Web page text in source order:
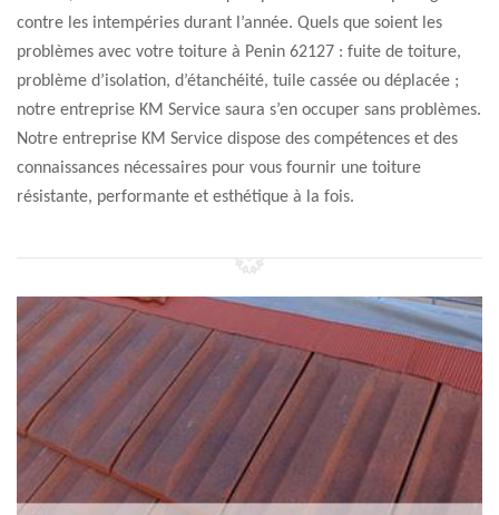
contre les intempéries durant l’année. Quels que soient les
problèmes avec votre toiture à Penin 62127 : fuite de toiture,
problème d’isolation, d’étanchéité, tuile cassée ou déplacée ;
notre entreprise KM Service saura s’en occuper sans problèmes.
Notre entreprise KM Service dispose des compétences et des
connaissances nécessaires pour vous fournir une toiture
résistante, performante et esthétique à la fois.